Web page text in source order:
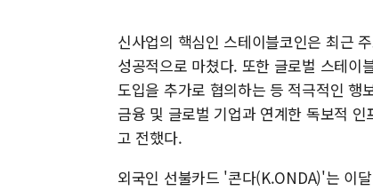
신사업의 핵심인 스테이블코인은 최근
성공적으로 마쳤다. 또한 글로벌 스테
도입을 추가로 협의하는 등 적극적인 행
금융 및 글로벌 기업과 연계한 독보적
고 전했다.
외국인 선불카드 '콘다(K.ONDA)'는 이